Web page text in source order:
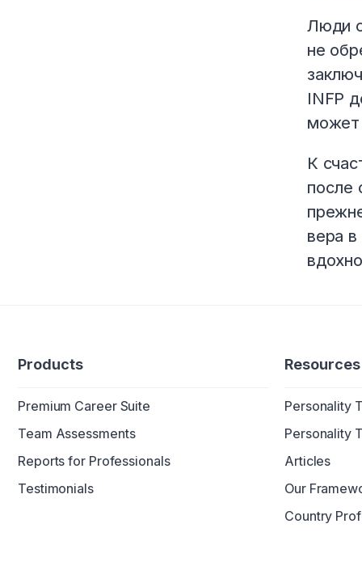
Люди
не
INFP
может
К
после
вера
Products
Premium Career Suite
Team Assessments
Reports for Professionals
Testimonials
Resources
Personality
Personality
Articles
Our
Country